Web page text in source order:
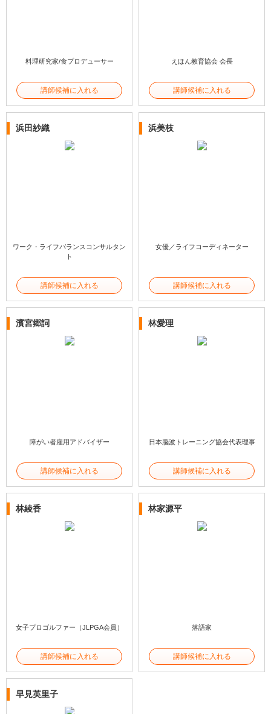
料理研究家/食プロデューサー
講師候補に入れる
えほん教育協会 会長
講師候補に入れる
浜田紗織
ワーク・ライフバランスコンサルタン
ト
講師候補に入れる
浜美枝
女優／ライフコーディネーター
講師候補に入れる
濱宮郷詞
障がい者雇用アドバイザー
講師候補に入れる
林愛理
日本脳波トレーニング協会代表理事
講師候補に入れる
林綾香
女子プロゴルファー（JLPGA会員）
講師候補に入れる
林家源平
落語家
講師候補に入れる
早見英里子